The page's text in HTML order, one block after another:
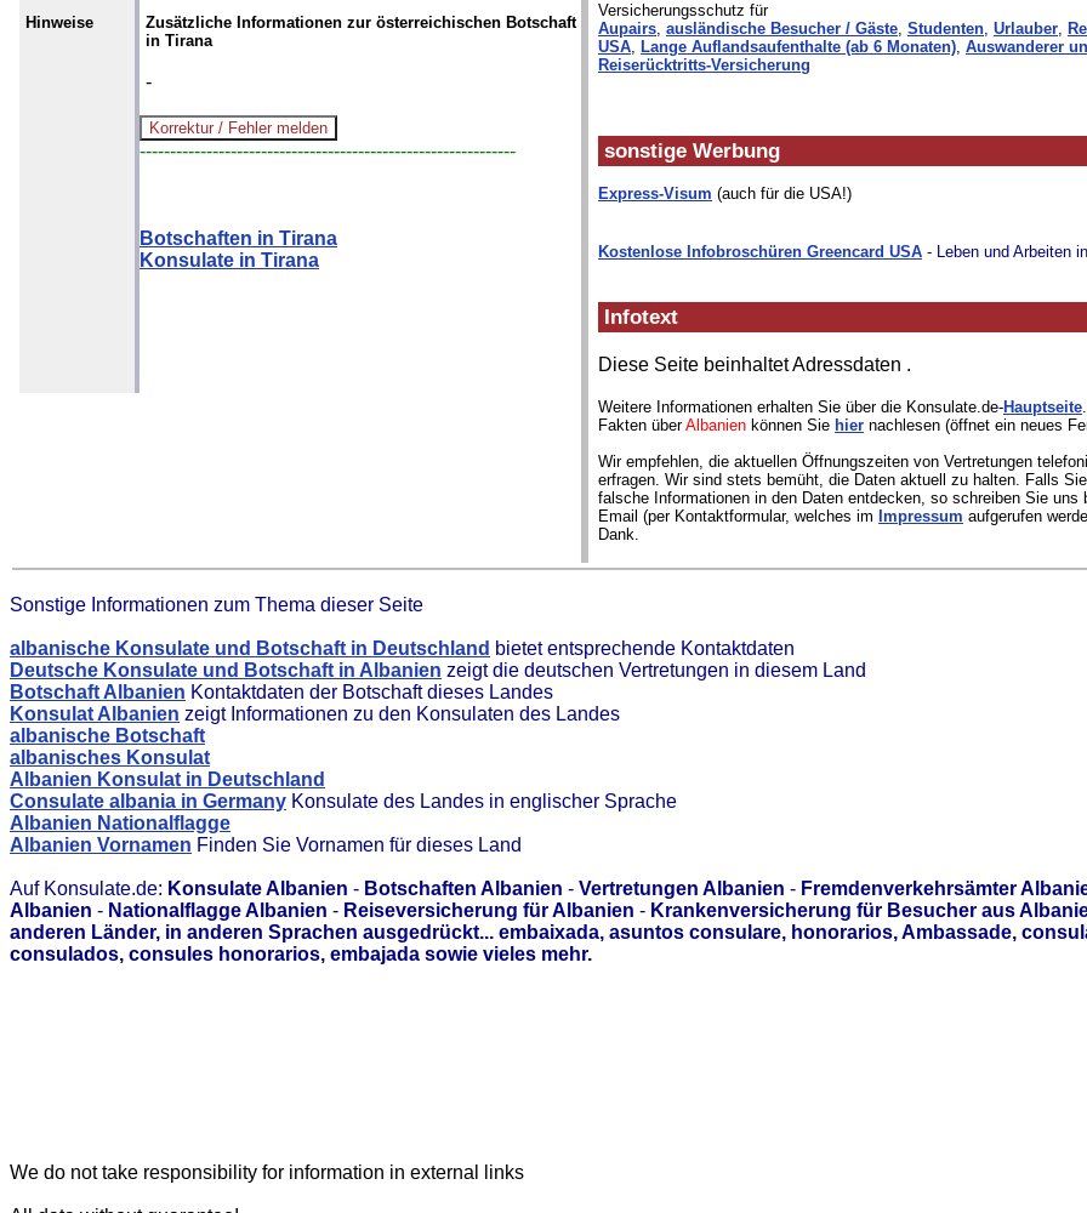
Hinweise
Zusätzliche Informationen zur österreichischen Botschaft
in Tirana
-
--------------------------------------------------------------
Botschaften in Tirana
Konsulate in Tirana
Versicherungsschutz für
Aupairs, ausländische Besucher / Gäste, Studenten, Urlauber,
USA, Lange Auflandsaufenthalte (ab 6 Monaten), Auswanderer
Reiserücktritts-Versicherung
sonstige Werbung
Express-Visum (auch für die USA!)
Kostenlose Infobroschüren Greencard USA - Leben und Arbeiten
Infotext
Diese Seite beinhaltet Adressdaten .
Weitere Informationen erhalten Sie über die Konsulate.de-Hauptseite
Fakten überAlbanien können Sie hier nachlesen (öffnet ein neues
Wir empfehlen, die aktuellen Öffnungszeiten von Vertretungen
erfragen. Wir sind stets bemüht, die Daten aktuell zu halten. Falls
falsche Informationen in den Daten entdecken, so schreiben Sie uns
Email (per Kontaktformular, welches im Impressum aufgerufen
Dank.
Sonstige Informationen zum Thema dieser Seite
albanische Konsulate und Botschaft in Deutschland bietet entsprechende Kontaktdaten
Deutsche Konsulate und Botschaft in Albanien zeigt die deutschen Vertretungen in diesem Land
Botschaft Albanien Kontaktdaten der Botschaft dieses Landes
Konsulat Albanien zeigt Informationen zu den Konsulaten des Landes
albanische Botschaft
albanisches Konsulat
Albanien Konsulat in Deutschland
Consulate albania in Germany Konsulate des Landes in englischer Sprache
Albanien Nationalflagge
Albanien Vornamen Finden Sie Vornamen für dieses Land
Auf Konsulate.de: Konsulate Albanien - Botschaften Albanien - Vertretungen Albanien - Fremdenverkehrsämter
Albanien - Nationalflagge Albanien - Reiseversicherung für Albanien - Krankenversicherung für Besucher aus
anderen Länder, in anderen Sprachen ausgedrückt... embaixada, asuntos consulare, honorarios, Ambassade,
consulados, consules honorarios, embajada sowie vieles mehr.
We do not take responsibility for information in external links